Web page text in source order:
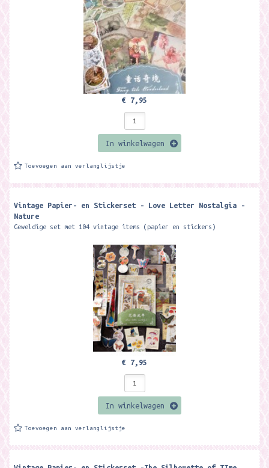
€ 7,95
In winkelwagen
Toevoegen aan verlanglijstje
Vintage Papier- en Stickerset - Love Letter Nostalgia -
Nature
Geweldige set met 104 vintage items (papier en stickers)
€ 7,95
In winkelwagen
Toevoegen aan verlanglijstje